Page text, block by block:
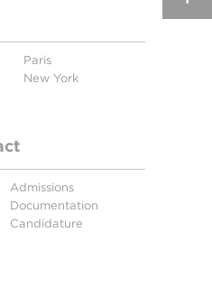
Paris
New York
Admissions
Documentation
Candidature